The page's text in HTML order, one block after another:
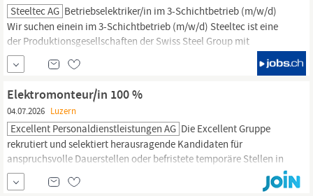
Steeltec AG Betriebselektriker/in im 3-Schichtbetrieb (m/w/d)
Wir suchen einein im 3-Schichtbetrieb (m/w/d) Steeltec ist eine
der Produktionsgesellschaften der Swiss Steel Group mit
Hauptsitz in
Luzern,
Schweiz, einem der weltweit führenden
Produzenten von Spezialstahl-Langprodukten. Dank des
ausschliesslichen Einsatzes von Stahlschrott in
Elektrolichtbogenöfen
Elektromonteur/in 100 %
04.07.2026 Luzern
Excellent Personaldienstleistungen AG Die Excellent Gruppe
rekrutiert und selektiert herausragende Kandidaten für
anspruchsvolle Dauerstellen oder befristete temporäre Stellen in
den Bereichen Administration, Industrie, Bauindustrie, Gewerbe,
Technik, IT und Medical. Willkommen bei Ihrer Quelle für